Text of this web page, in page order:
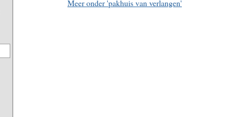
Meer onder 'pakhuis van verlangen'